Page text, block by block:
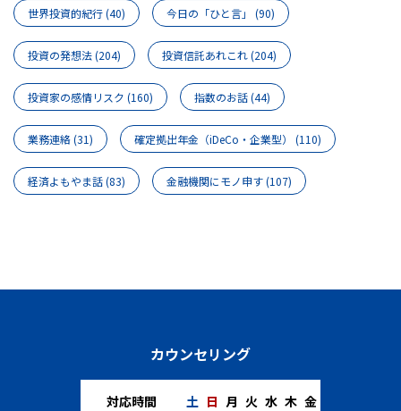
世界投資的紀行(40) 今日の「ひと言」 (90)
投資の発想法(204) 投資信託あれこれ(204)
投資家の感情リスク (160) 指数のお話(44)
業務連絡(31) 確定拠出年金（iDeCo・企業型） (110)
経済よもやま話(83) 金融機関にモノ申す(107)
カウンセリング
対応時間 土 日 月 火 水 木 金